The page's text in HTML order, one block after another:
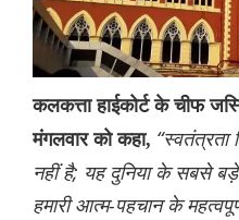
कलकत्ता हाईकोर्ट के चीफ
मंगलवार को कहा,
नहीं है; यह दुनिया के सबसे
हमारी आत्म-पहचान के